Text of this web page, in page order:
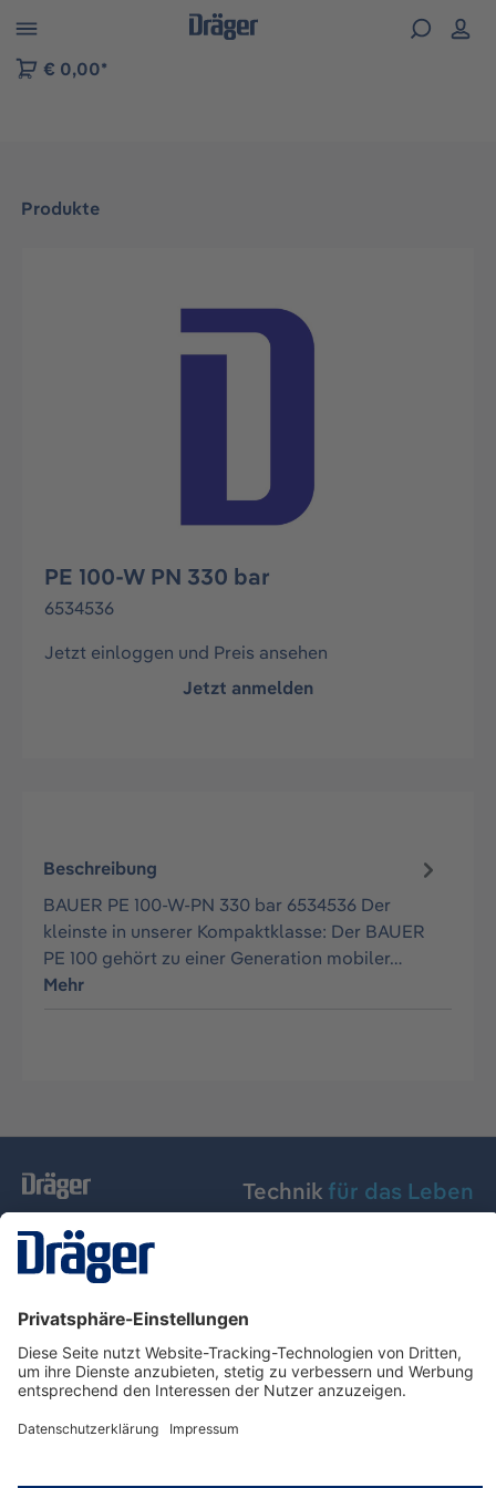
der B2B-Plattform springen
€ 0,00*
Produkte
Bildergalerie überspringen
PE 100-W PN 330 bar
6534536
Jetzt einloggen und Preis ansehen
Jetzt anmelden
Beschreibung
BAUER PE 100-W-PN 330 bar 6534536 Der
kleinste in unserer Kompaktklasse: Der BAUER
PE 100 gehört zu einer Generation mobiler…
Mehr
Technik für das Leben
Dräger Austria GmbH
Über Dräger
Informationen